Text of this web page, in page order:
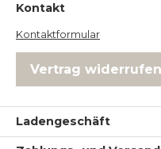
Kontakt
Kontaktformular
Vertrag widerrufen
Ladengeschäft